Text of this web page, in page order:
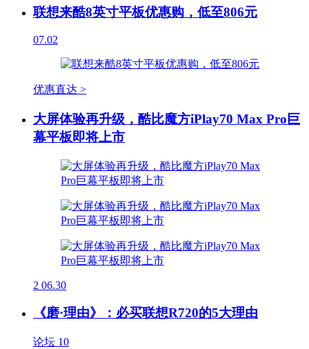
联想来酷8英寸平板优惠购，低至806元
07.02
优惠直达 >
大屏体验再升级，酷比魔方iPlay70 Max Pro巨
幕平板即将上市
2 06.30
《磨·理由》：必买联想R720的5大理由
论坛 10